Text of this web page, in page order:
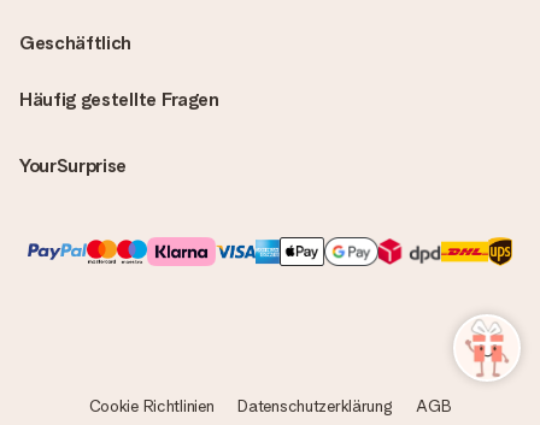
Häufig gestellte Fragen
YourSurprise
Geschäftlich
Cookie Richtlinien Datenschutzerklärung AGB